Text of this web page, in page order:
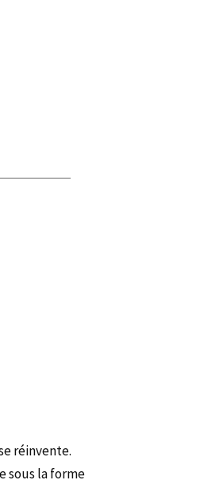
réinvente.
sous la forme